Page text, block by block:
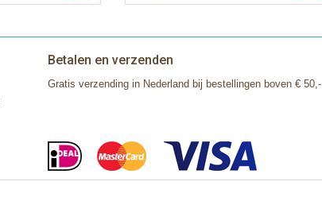
Betalen en verzenden
Gratis verzending in Nederland bij bestellingen boven € 50,-